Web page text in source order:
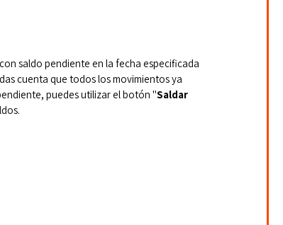
saldo pendiente en la fecha especificada
cuenta que todos los movimientos ya
puedes utilizar el botón "Saldar